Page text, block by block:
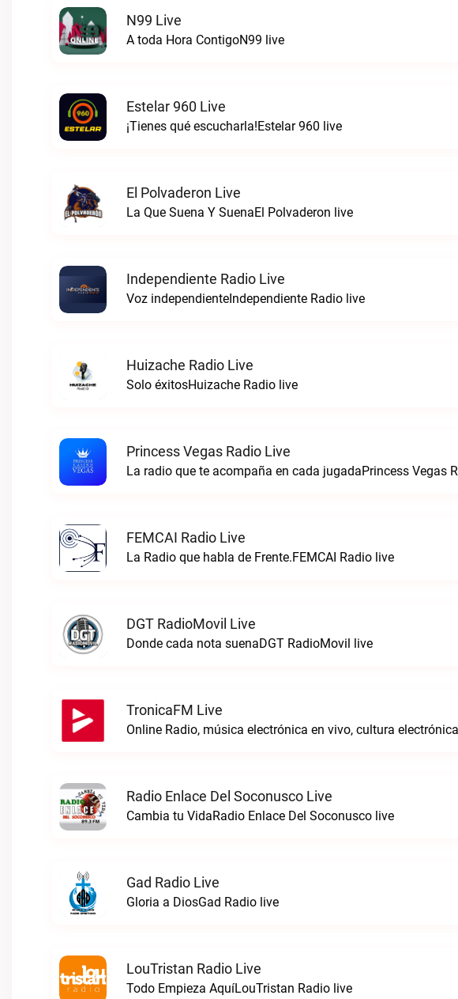
N99 Live
A toda Hora ContigoN99 live
Estelar 960 Live
¡Tienes qué escucharla!Estelar 960 live
El Polvaderon Live
La Que Suena Y SuenaEl Polvaderon live
Independiente Radio Live
Voz independienteIndependiente Radio live
Huizache Radio Live
Solo éxitosHuizache Radio live
Princess Vegas Radio Live
La radio que te acompaña en cada jugadaPrincess Vegas
FEMCAI Radio Live
La Radio que habla de Frente.FEMCAI Radio live
DGT RadioMovil Live
Donde cada nota suenaDGT RadioMovil live
TronicaFM Live
Radio Enlace Del Soconusco Live
Cambia tu VidaRadio Enlace Del Soconusco live
Gad Radio Live
Gloria a DiosGad Radio live
LouTristan Radio Live
Todo Empieza AquíLouTristan Radio live